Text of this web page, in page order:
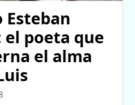
el poeta que
el alma